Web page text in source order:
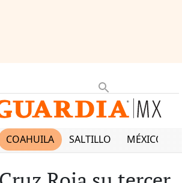
COAHUILA SALTILLO MÉXICO